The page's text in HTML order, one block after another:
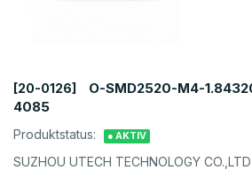
[20-0126]
O-SMD2520-M4-
4085
Produktstatus: ● AKTIV
SUZHOU UTECH TECHNOLOGY CO.,LTD